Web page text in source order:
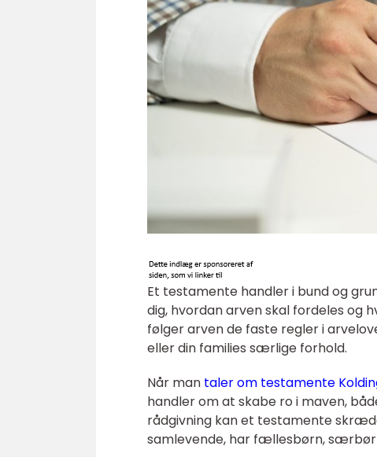
Et testamente handler i bund og
dig, hvordan arven skal fordeles og
følger arven de faste regler i
eller din families særlige forhold.
Når man taler om testamente
handler om at skabe ro i maven,
rådgivning kan et testamente
samlevende, har fællesbørn,